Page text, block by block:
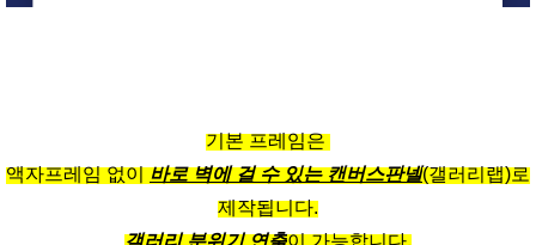
기본 프레임은
액자프레임 없이 바로 벽에 걸 수 있는 캔버스판넬(갤러리랩)로
제작됩니다.